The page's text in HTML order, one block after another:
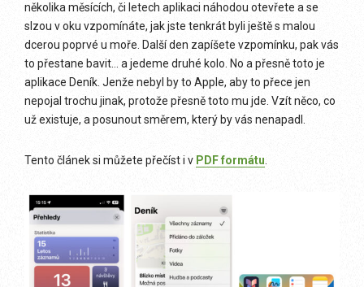
několika měsících, či letech aplikaci náhodou otevřete a se
slzou v oku vzpomínáte, jak jste tenkrát byli ještě s malou
dcerou poprvé u moře. Další den zapíšete vzpomínku, pak vás
to přestane bavit… a jedeme druhé kolo. No a přesně toto je
aplikace Deník. Jenže nebyl by to Apple, aby to přece jen
nepojal trochu jinak, protože přesně toto mu jde. Vzít něco, co
už existuje, a posunout směrem, který by vás nenapadl.
Tento článek si můžete přečíst i v PDF formátu